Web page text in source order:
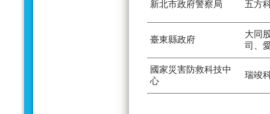
新北市政府警察局 五方
臺東縣政府
大同
司、
國家災害防救科技中
心
瑞竣